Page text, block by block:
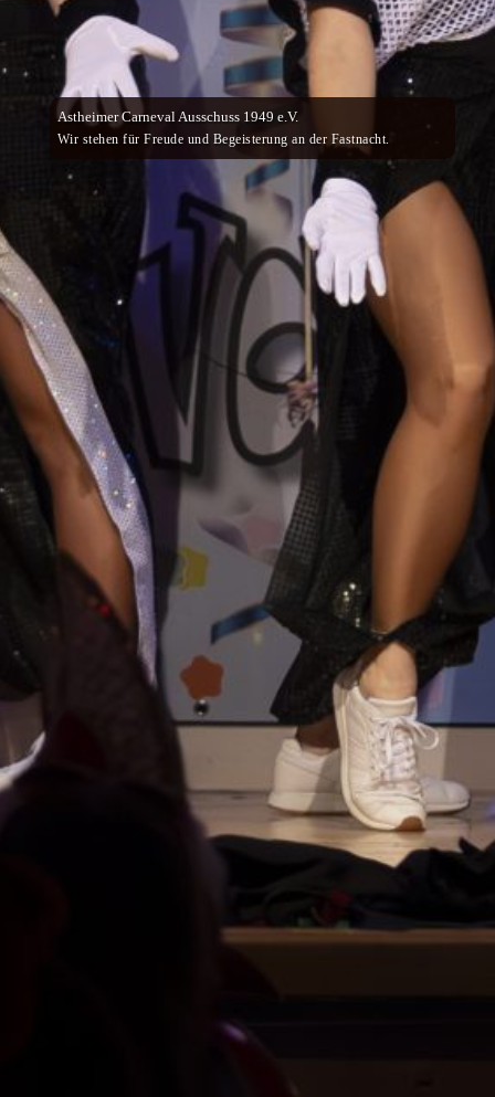
Astheimer Carneval Ausschuss 1949 e.V.
Wir stehen für Freude und Begeisterung an der Fastnacht.